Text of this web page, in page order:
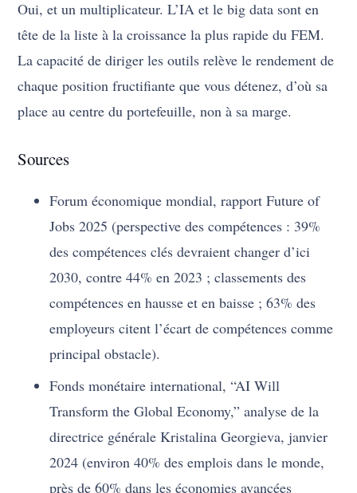
Oui, et un multiplicateur. L’IA et le big data sont en
tête de la liste à la croissance la plus rapide du FEM.
La capacité de diriger les outils relève le rendement de
chaque position fructifiante que vous détenez, d’où sa
place au centre du portefeuille, non à sa marge.
Sources
Forum économique mondial, rapport Future of
Jobs 2025 (perspective des compétences : 39%
des compétences clés devraient changer d’ici
2030, contre 44% en 2023 ; classements des
compétences en hausse et en baisse ; 63% des
employeurs citent l’écart de compétences comme
principal obstacle).
Fonds monétaire international, “AI Will
Transform the Global Economy,” analyse de la
directrice générale Kristalina Georgieva, janvier
2024 (environ 40% des emplois dans le monde,
près de 60% dans les économies avancées